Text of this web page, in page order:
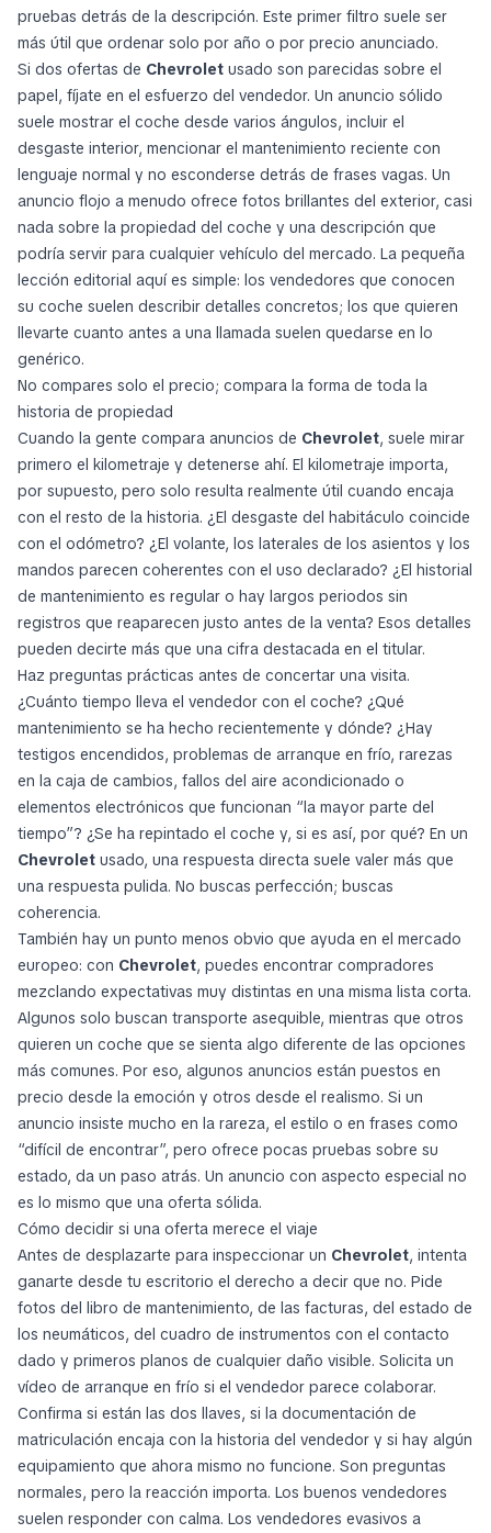
pruebas detrás de la descripción. Este primer filtro suele ser
más útil que ordenar solo por año o por precio anunciado.
Si dos ofertas de Chevrolet usado son parecidas sobre el
papel, fíjate en el esfuerzo del vendedor. Un anuncio sólido
suele mostrar el coche desde varios ángulos, incluir el
desgaste interior, mencionar el mantenimiento reciente con
lenguaje normal y no esconderse detrás de frases vagas. Un
anuncio flojo a menudo ofrece fotos brillantes del exterior, casi
nada sobre la propiedad del coche y una descripción que
podría servir para cualquier vehículo del mercado. La pequeña
lección editorial aquí es simple: los vendedores que conocen
su coche suelen describir detalles concretos; los que quieren
llevarte cuanto antes a una llamada suelen quedarse en lo
genérico.
No compares solo el precio; compara la forma de toda la
historia de propiedad
Cuando la gente compara anuncios de Chevrolet, suele mirar
primero el kilometraje y detenerse ahí. El kilometraje importa,
por supuesto, pero solo resulta realmente útil cuando encaja
con el resto de la historia. ¿El desgaste del habitáculo coincide
con el odómetro? ¿El volante, los laterales de los asientos y los
mandos parecen coherentes con el uso declarado? ¿El historial
de mantenimiento es regular o hay largos periodos sin
registros que reaparecen justo antes de la venta? Esos detalles
pueden decirte más que una cifra destacada en el titular.
Haz preguntas prácticas antes de concertar una visita.
¿Cuánto tiempo lleva el vendedor con el coche? ¿Qué
mantenimiento se ha hecho recientemente y dónde? ¿Hay
testigos encendidos, problemas de arranque en frío, rarezas
en la caja de cambios, fallos del aire acondicionado o
elementos electrónicos que funcionan “la mayor parte del
tiempo”? ¿Se ha repintado el coche y, si es así, por qué? En un
Chevrolet usado, una respuesta directa suele valer más que
una respuesta pulida. No buscas perfección; buscas
coherencia.
También hay un punto menos obvio que ayuda en el mercado
europeo: con Chevrolet, puedes encontrar compradores
mezclando expectativas muy distintas en una misma lista corta.
Algunos solo buscan transporte asequible, mientras que otros
quieren un coche que se sienta algo diferente de las opciones
más comunes. Por eso, algunos anuncios están puestos en
precio desde la emoción y otros desde el realismo. Si un
anuncio insiste mucho en la rareza, el estilo o en frases como
“difícil de encontrar”, pero ofrece pocas pruebas sobre su
estado, da un paso atrás. Un anuncio con aspecto especial no
es lo mismo que una oferta sólida.
Cómo decidir si una oferta merece el viaje
Antes de desplazarte para inspeccionar un Chevrolet, intenta
ganarte desde tu escritorio el derecho a decir que no. Pide
fotos del libro de mantenimiento, de las facturas, del estado de
los neumáticos, del cuadro de instrumentos con el contacto
dado y primeros planos de cualquier daño visible. Solicita un
vídeo de arranque en frío si el vendedor parece colaborar.
Confirma si están las dos llaves, si la documentación de
matriculación encaja con la historia del vendedor y si hay algún
equipamiento que ahora mismo no funcione. Son preguntas
normales, pero la reacción importa. Los buenos vendedores
suelen responder con calma. Los vendedores evasivos a